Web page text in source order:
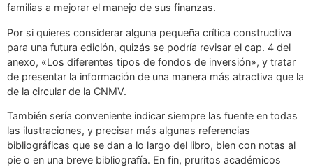
familias a mejorar el manejo de sus finanzas.
Por si quieres considerar alguna pequeña crítica constructiva
para una futura edición, quizás se podría revisar el cap. 4 del
anexo, «Los diferentes tipos de fondos de inversión», y tratar
de presentar la información de una manera más atractiva que la
de la circular de la CNMV.
También sería conveniente indicar siempre las fuente en todas
las ilustraciones, y precisar más algunas referencias
bibliográficas que se dan a lo largo del libro, bien con notas al
pie o en una breve bibliografía. En fin, pruritos académicos